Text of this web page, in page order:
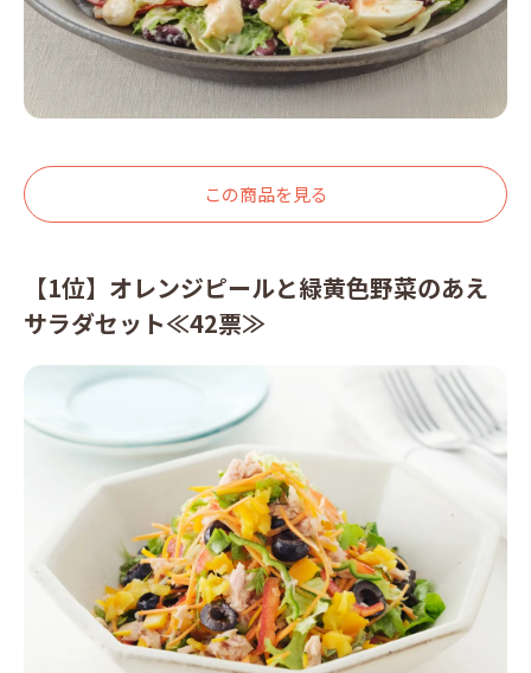
この商品を見る
【1位】オレンジピールと緑黄色野菜のあえ
サラダセット≪42票≫